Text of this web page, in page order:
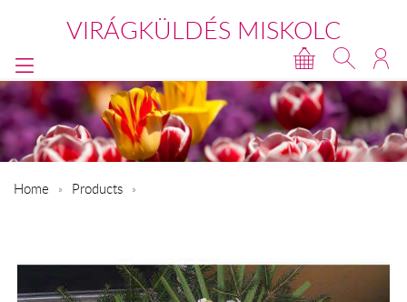
VIRÁGKÜLDÉS MISKOLC
Home Products